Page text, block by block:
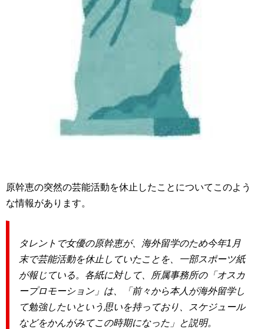
原幹恵の突然の芸能活動を休止したことについてこのよう
な情報があります。
タレントで女優の原幹恵が、海外留学のため今年1月
末で芸能活動を休止していたことを、一部スポーツ紙
が報じている。各紙に対して、所属事務所の「オスカ
ープロモーション」は、「前々から本人が海外留学し
て勉強したいという思いを持っており、スケジュール
などをかんがみてこの時期になった」と説明。